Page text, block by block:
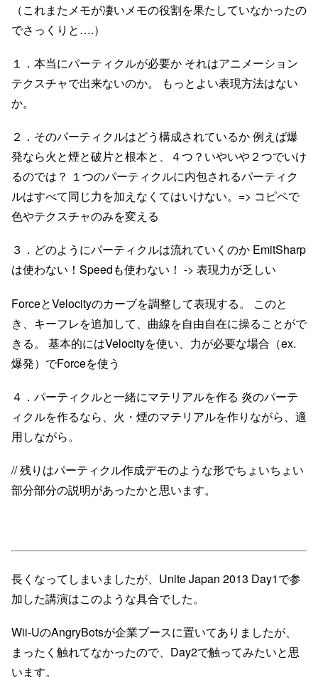
（これまたメモが凄いメモの役割を果たしていなかったの
でさっくりと….）
１．本当にパーティクルが必要か それはアニメーション
テクスチャで出来ないのか。 もっとよい表現方法はない
か。
２．そのパーティクルはどう構成されているか 例えば爆
発なら火と煙と破片と根本と、４つ？いやいや２つでいけ
るのでは？ １つのパーティクルに内包されるパーティク
ルはすべて同じ力を加えなくてはいけない。=> コピペで
色やテクスチャのみを変える
３．どのようにパーティクルは流れていくのか EmitSharp
は使わない！Speedも使わない！ -> 表現力が乏しい
ForceとVelocityのカーブを調整して表現する。 このと
き、キーフレを追加して、曲線を自由自在に操ることがで
きる。 基本的にはVelocityを使い、力が必要な場合（ex.
爆発）でForceを使う
４．パーティクルと一緒にマテリアルを作る 炎のパーテ
ィクルを作るなら、火・煙のマテリアルを作りながら、適
用しながら。
// 残りはパーティクル作成デモのような形でちょいちょい
部分部分の説明があったかと思います。
長くなってしまいましたが、Unite Japan 2013 Day1で参
加した講演はこのような具合でした。
Wii-UのAngryBotsが企業ブースに置いてありましたが、
まったく触れてなかったので、Day2で触ってみたいと思
います。